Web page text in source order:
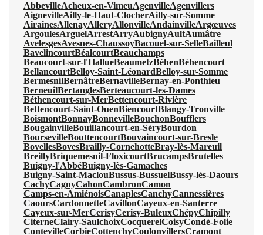
AbbevilleAcheux-en-VimeuAgenvilleAgenvillers
AignevilleAilly-le-Haut-ClocherAilly-sur-Somme
AirainesAllenayAlleryAllonvilleAndainvilleArgœuves
ArgoulesArguelArrestArryAubignyAultAumâtre
AvelesgesAvesnes-ChaussoyBacouel-sur-SelleBailleul
BavelincourtBéalcourtBeauchamps
Beaucourt-sur-l'HallueBeaumetzBéhenBéhencourt
BellancourtBelloy-Saint-LéonardBelloy-sur-Somme
BermesnilBernâtreBernavilleBernay-en-Ponthieu
BerneuilBertanglesBerteaucourt-les-Dames
Béthencourt-sur-MerBettencourt-Rivière
Bettencourt-Saint-OuenBiencourtBlangy-Tronville
BoismontBonnayBonnevilleBouchonBoufflers
BougainvilleBouillancourt-en-SéryBourdon
BoursevilleBouttencourtBouvaincourt-sur-Bresle
BovellesBovesBrailly-CornehotteBray-lès-Mareuil
BreillyBriquemesnil-FloxicourtBrucampsBrutelles
Buigny-l'AbbéBuigny-lès-Gamaches
Buigny-Saint-MaclouBussus-BussuelBussy-lès-Daours
CachyCagnyCahonCambronCamon
Camps-en-AmiénoisCanaplesCanchyCannessières
CaoursCardonnetteCavillonCayeux-en-Santerre
Cayeux-sur-MerCerisyCerisy-BuleuxChépyChipilly
CiterneClairy-SaulchoixCocquerelCoisyCondé-Folie
ContevilleCorbieCottenchyCoulonvillersCramont